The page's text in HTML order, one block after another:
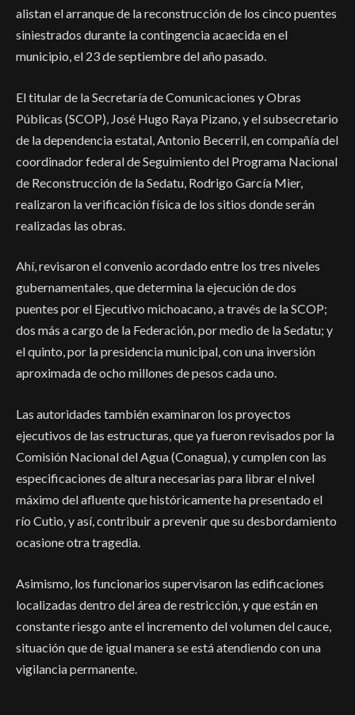
alistan el arranque de la reconstrucción de los cinco puentes
siniestrados durante la contingencia acaecida en el
municipio, el 23 de septiembre del año pasado.
El titular de la Secretaría de Comunicaciones y Obras
Públicas (SCOP), José Hugo Raya Pizano, y el subsecretario
de la dependencia estatal, Antonio Becerril, en compañía del
coordinador federal de Seguimiento del Programa Nacional
de Reconstrucción de la Sedatu, Rodrigo García Mier,
realizaron la verificación física de los sitios donde serán
realizadas las obras.
Ahí, revisaron el convenio acordado entre los tres niveles
gubernamentales, que determina la ejecución de dos
puentes por el Ejecutivo michoacano, a través de la SCOP;
dos más a cargo de la Federación, por medio de la Sedatu; y
el quinto, por la presidencia municipal, con una inversión
aproximada de ocho millones de pesos cada uno.
Las autoridades también examinaron los proyectos
ejecutivos de las estructuras, que ya fueron revisados por la
Comisión Nacional del Agua (Conagua), y cumplen con las
especificaciones de altura necesarias para librar el nivel
máximo del afluente que históricamente ha presentado el
río Cutio, y así, contribuir a prevenir que su desbordamiento
ocasione otra tragedia.
Asimismo, los funcionarios supervisaron las edificaciones
localizadas dentro del área de restricción, y que están en
constante riesgo ante el incremento del volumen del cauce,
situación que de igual manera se está atendiendo con una
vigilancia permanente.